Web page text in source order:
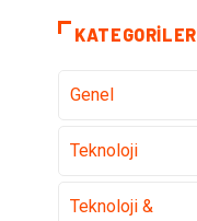
KATEGORILER
Genel
Teknoloji
Teknoloji &